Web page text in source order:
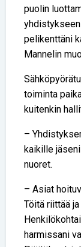
puolin
pelikenttäni
Mannelin
toiminta
kuitenkin
–
kaikille
nuoret.
– Asiat
Töitä riittää
harmissani